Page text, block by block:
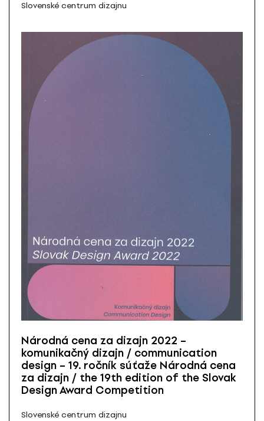
Slovenské centrum dizajnu
Národná cena za dizajn 2022 –
komunikačný dizajn / communication
design – 19. ročník súťaže Národná cena
za dizajn / the 19th edition of the Slovak
Design Award Competition
Slovenské centrum dizajnu